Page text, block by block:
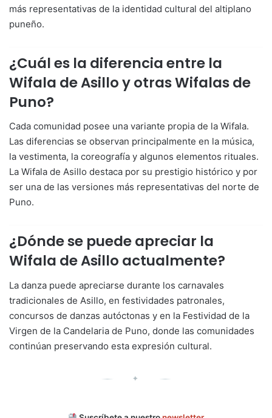
más representativas de la identidad cultural del altiplano
puneño.
¿Cuál es la diferencia entre la
Wifala de Asillo y otras Wifalas de
Puno?
Cada comunidad posee una variante propia de la Wifala.
Las diferencias se observan principalmente en la música,
la vestimenta, la coreografía y algunos elementos rituales.
La Wifala de Asillo destaca por su prestigio histórico y por
ser una de las versiones más representativas del norte de
Puno.
¿Dónde se puede apreciar la
Wifala de Asillo actualmente?
La danza puede apreciarse durante los carnavales
tradicionales de Asillo, en festividades patronales,
concursos de danzas autóctonas y en la Festividad de la
Virgen de la Candelaria de Puno, donde las comunidades
continúan preservando esta expresión cultural.
✦